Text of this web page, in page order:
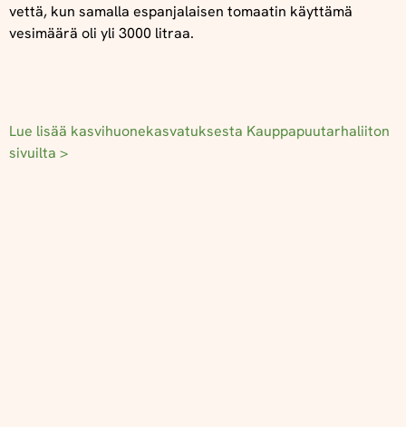
vettä, kun samalla espanjalaisen tomaatin käyttämä
vesimäärä oli yli 3000 litraa.
Lue lisää kasvihuonekasvatuksesta Kauppapuutarhaliiton
sivuilta >